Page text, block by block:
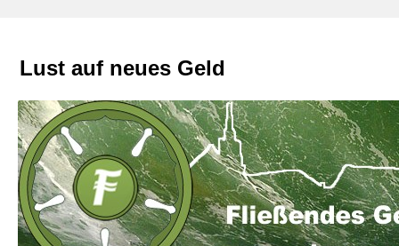
Lust auf neues Geld